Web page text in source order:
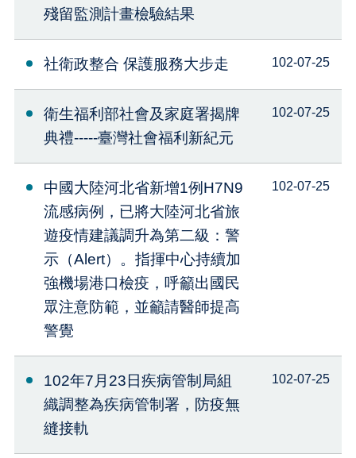
殘留監測計畫檢驗結果
社衛政整合 保護服務大步走 102-07-25
衛生福利部社會及家庭署揭牌
典禮-----臺灣社會福利新紀元
102-07-25
中國大陸河北省新增1例H7N9
流感病例，已將大陸河北省旅
遊疫情建議調升為第二級：警
示（Alert）。指揮中心持續加
強機場港口檢疫，呼籲出國民
眾注意防範，並籲請醫師提高
警覺
102-07-25
102年7月23日疾病管制局組
織調整為疾病管制署，防疫無
縫接軌
102-07-25